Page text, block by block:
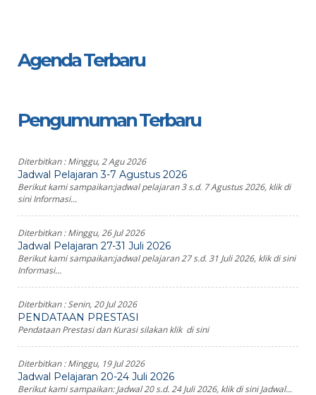
Agenda Terbaru
Pengumuman Terbaru
Diterbitkan :Minggu, 2 Agu 2026
Jadwal Pelajaran 3-7 Agustus 2026
Berikut kami sampaikan:jadwal pelajaran 3 s.d. 7 Agustus 2026, klik di
sini Informasi...
Diterbitkan :Minggu, 26 Jul 2026
Jadwal Pelajaran 27-31 Juli 2026
Berikut kami sampaikan:jadwal pelajaran 27 s.d. 31 Juli 2026, klik di sini
Informasi...
Diterbitkan :Senin, 20 Jul 2026
PENDATAAN PRESTASI
Pendataan Prestasi dan Kurasi silakan klik di sini
Diterbitkan :Minggu, 19 Jul 2026
Jadwal Pelajaran 20-24 Juli 2026
Berikut kami sampaikan: Jadwal 20 s.d. 24 Juli 2026, klik di sini Jadwal...